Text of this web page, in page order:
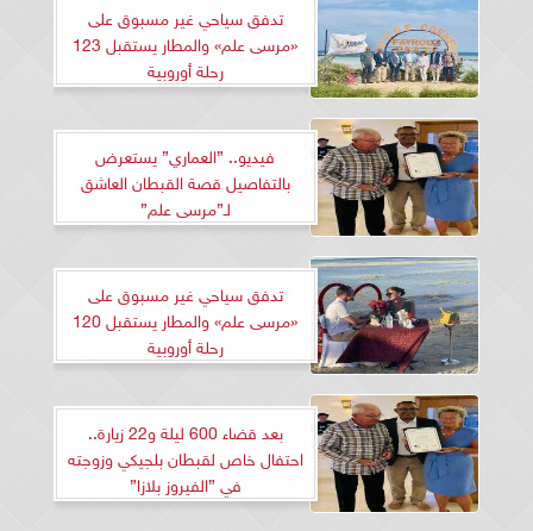
تدفق سياحي غير مسبوق على
«مرسى علم» والمطار يستقبل 123
رحلة أوروبية
فيديو.. ”العماري” يستعرض
بالتفاصيل قصة القبطان العاشق
لـ”مرسى علم”
تدفق سياحي غير مسبوق على
«مرسى علم» والمطار يستقبل 120
رحلة أوروبية
بعد قضاء 600 ليلة و22 زيارة..
احتفال خاص لقبطان بلجيكي وزوجته
في ”الفيروز بلازا”